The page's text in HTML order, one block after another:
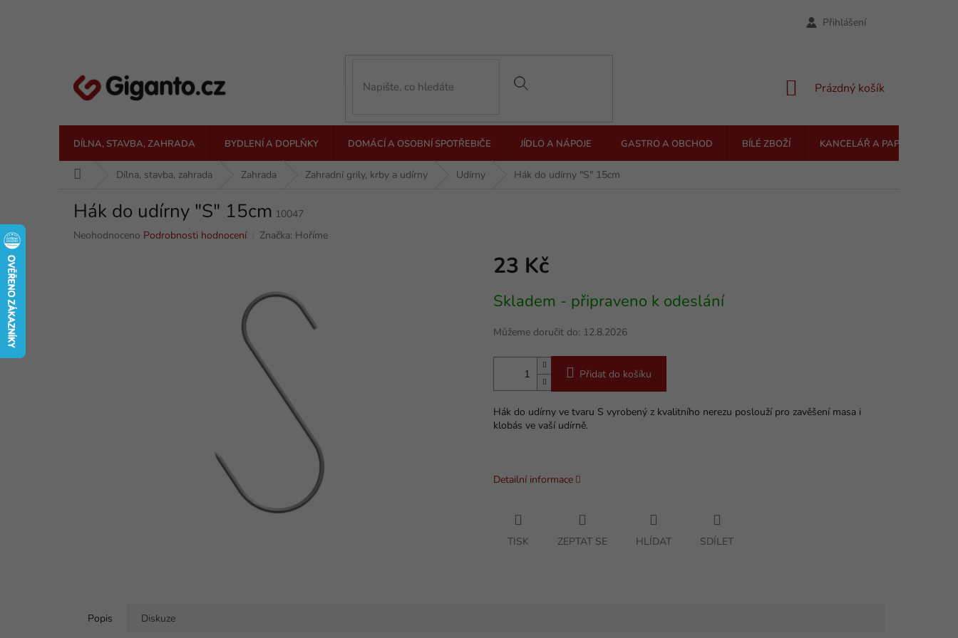
Přihlášení
NÁKUPNÍ
Prázdný košík
DÍLNA, STAVBA, ZAHRADA BYDLENÍ A DOPLŇKY DOMÁCÍ A OSOBNÍ SPOTŘEBIČE JÍDLO A NÁPOJE GASTRO A OBCHOD BÍLÉ ZBOŽÍ KANCELÁŘ A PAPÍRNICTVÍ
Dílna, stavba, zahrada Zahrada Zahradní grily, krby a udírny Udírny Hák do udírny "S" 15cm
Hák do udírny "S" 15cm 10047
Průměrné
Neohodnoceno Podrobnosti hodnocení Značka: Hoříme
23 Kč
cena:
Skladem - připraveno k odeslání
Můžeme doručit do: 12.8.2026
Přidat do košíku
Hák do udírny ve tvaru S vyrobený z kvalitního nerezu poslouží pro zavěšení masa i
klobás ve vaší udírně.
Detailní informace
TISK ZEPTAT SE HLÍDAT SDÍLET
Popis Diskuze